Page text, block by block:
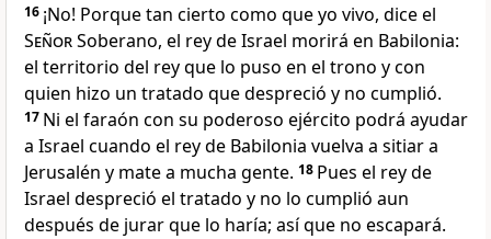
16 ¡No! Porque tan cierto como que yo vivo, dice el
SeñorSoberano, el rey de Israel morirá en Babilonia:
el territorio del rey que lo puso en el trono y con
quien hizo un tratado que despreció y no cumplió.
17 Ni el faraón con su poderoso ejército podrá ayudar
a Israel cuando el rey de Babilonia vuelva a sitiar a
Jerusalén y mate a mucha gente. 18 Pues el rey de
Israel despreció el tratado y no lo cumplió aun
después de jurar que lo haría; así que no escapará.